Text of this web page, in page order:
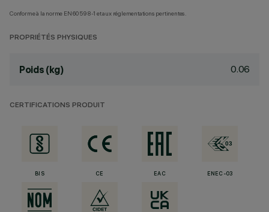
Conforme à la norme EN60598-1 et aux réglementations pertinentes.
PROPRIÉTÉS PHYSIQUES
Poids (kg) 0.06
CERTIFICATIONS PRODUIT
BIS CE EAC ENEC-03